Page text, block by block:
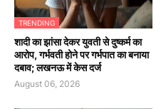
TRENDING
शादी का झांसा देकर युवती से दुष्कर्म का
आरोप, गर्भवती होने पर गर्भपात का बनाया
दबाव; लखनऊ में केस दर्ज
August 06, 2026